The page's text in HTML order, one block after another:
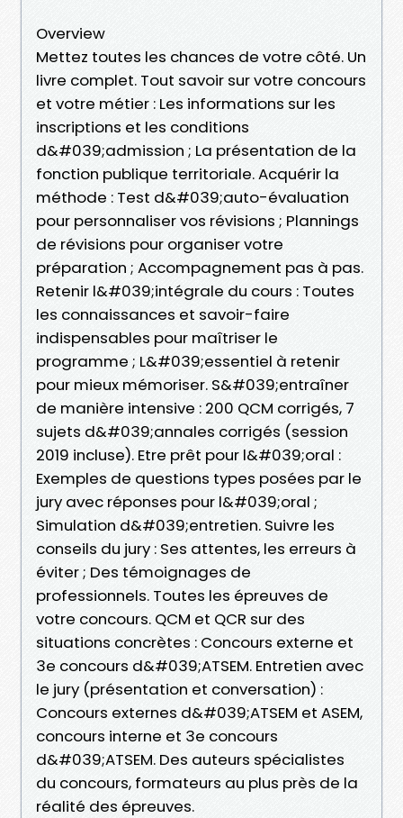
Overview
Mettez toutes les chances de votre côté. Un
livre complet. Tout savoir sur votre concours
et votre métier : Les informations sur les
inscriptions et les conditions
d&#039;admission ; La présentation de la
fonction publique territoriale. Acquérir la
méthode : Test d&#039;auto-évaluation
pour personnaliser vos révisions ; Plannings
de révisions pour organiser votre
préparation ; Accompagnement pas à pas.
Retenir l&#039;intégrale du cours : Toutes
les connaissances et savoir-faire
indispensables pour maîtriser le
programme ; L&#039;essentiel à retenir
pour mieux mémoriser. S&#039;entraîner
de manière intensive : 200 QCM corrigés, 7
sujets d&#039;annales corrigés (session
2019 incluse). Etre prêt pour l&#039;oral :
Exemples de questions types posées par le
jury avec réponses pour l&#039;oral ;
Simulation d&#039;entretien. Suivre les
conseils du jury : Ses attentes, les erreurs à
éviter ; Des témoignages de
professionnels. Toutes les épreuves de
votre concours. QCM et QCR sur des
situations concrètes : Concours externe et
3e concours d&#039;ATSEM. Entretien avec
le jury (présentation et conversation) :
Concours externes d&#039;ATSEM et ASEM,
concours interne et 3e concours
d&#039;ATSEM. Des auteurs spécialistes
du concours, formateurs au plus près de la
réalité des épreuves.